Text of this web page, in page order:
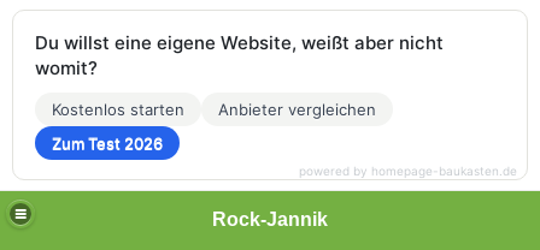
Rock-Jannik
Du willst eine eigene Website, weißt aber nicht
womit?
Kostenlos starten
Anbieter vergleichen
Zum Test 2026
powered by homepage-baukasten.de